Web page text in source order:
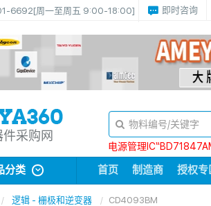
6692[周一至周五 9:00-18:00] 即时咨询
采购网
电源管理
分类 首页 制造商 授权专
逻辑 - 栅极和逆变器 CD4093BM